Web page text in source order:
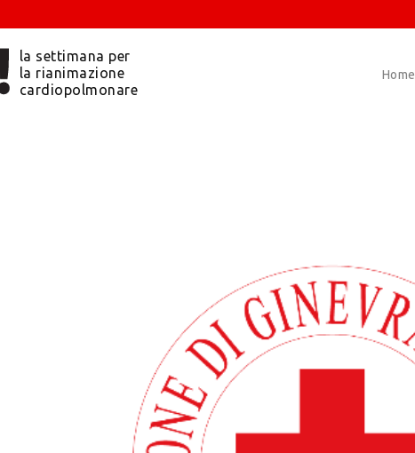
la settimana per
la rianimazione
cardiopolmonare
Home